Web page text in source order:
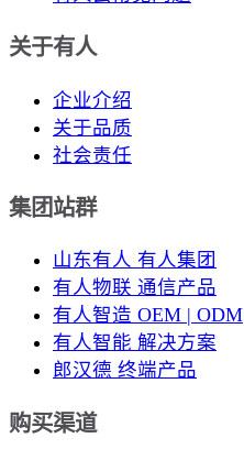
关于有人
企业介绍
关于品质
社会责任
集团站群
山东有人 有人集团
有人物联 通信产品
有人智造 OEM | ODM
有人智能 解决方案
郎汉德 终端产品
购买渠道